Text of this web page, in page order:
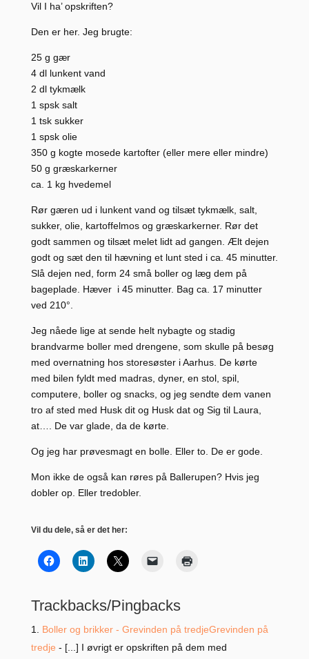
Vil I ha’ opskriften?
Den er her. Jeg brugte:
25 g gær
4 dl lunkent vand
2 dl tykmælk
1 spsk salt
1 tsk sukker
1 spsk olie
350 g kogte mosede kartofter (eller mere eller mindre)
50 g græskarkerner
ca. 1 kg hvedemel
Rør gæren ud i lunkent vand og tilsæt tykmælk, salt,
sukker, olie, kartoffelmos og græskarkerner. Rør det
godt sammen og tilsæt melet lidt ad gangen. Ælt dejen
godt og sæt den til hævning et lunt sted i ca. 45 minutter.
Slå dejen ned, form 24 små boller og læg dem på
bageplade. Hæver i 45 minutter. Bag ca. 17 minutter
ved 210°.
Jeg nåede lige at sende helt nybagte og stadig
brandvarme boller med drengene, som skulle på besøg
med overnatning hos storesøster i Aarhus. De kørte
med bilen fyldt med madras, dyner, en stol, spil,
computere, boller og snacks, og jeg sendte dem vanen
tro af sted med Husk dit og Husk dat og Sig til Laura,
at…. De var glade, da de kørte.
Og jeg har prøvesmagt en bolle. Eller to. De er gode.
Mon ikke de også kan røres på Ballerupen? Hvis jeg
dobler op. Eller tredobler.
Vil du dele, så er det her:
Trackbacks/Pingbacks
Boller og brikker - Grevinden på tredjeGrevinden på
tredje - [...] I øvrigt er opskriften på dem med